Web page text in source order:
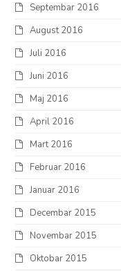
Septembar 2016
August 2016
Juli 2016
Juni 2016
Maj 2016
April 2016
Mart 2016
Februar 2016
Januar 2016
Decembar 2015
Novembar 2015
Oktobar 2015